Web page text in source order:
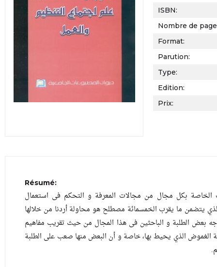
ISBN:
Nombre de
Format:
Parution:
Type:
Edition:
Prix:
Résumé:
الخاصة بكل مجال من مجالات المعرفة و التحكم فى استعمال
يتضمن ما يقرب الخمسمائة مصطلح هو محاولة أردنا من خلالها
بعض الطلبة و الباحثين فى هذا المجال من حيث تقريب مفاهيم
الغموض الذي يحيط بها، خاصة و أن البعض منها صعب على الطلبة